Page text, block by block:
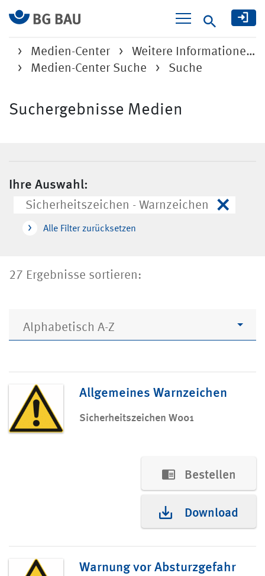
Suche
Medien-Center
Weitere Informatione…
Medien-Center Suche
Suche
Suchergebnisse Medien
Ihre Auswahl:
Sicherheitszeichen - Warnzeichen ×
Alle Filter zurücksetzen
27 Ergebnisse sortieren:
Alphabetisch A-Z
Allgemeines Warnzeichen
Sicherheitszeichen W001
Bestellen
Download
Warnung vor Absturzgefahr